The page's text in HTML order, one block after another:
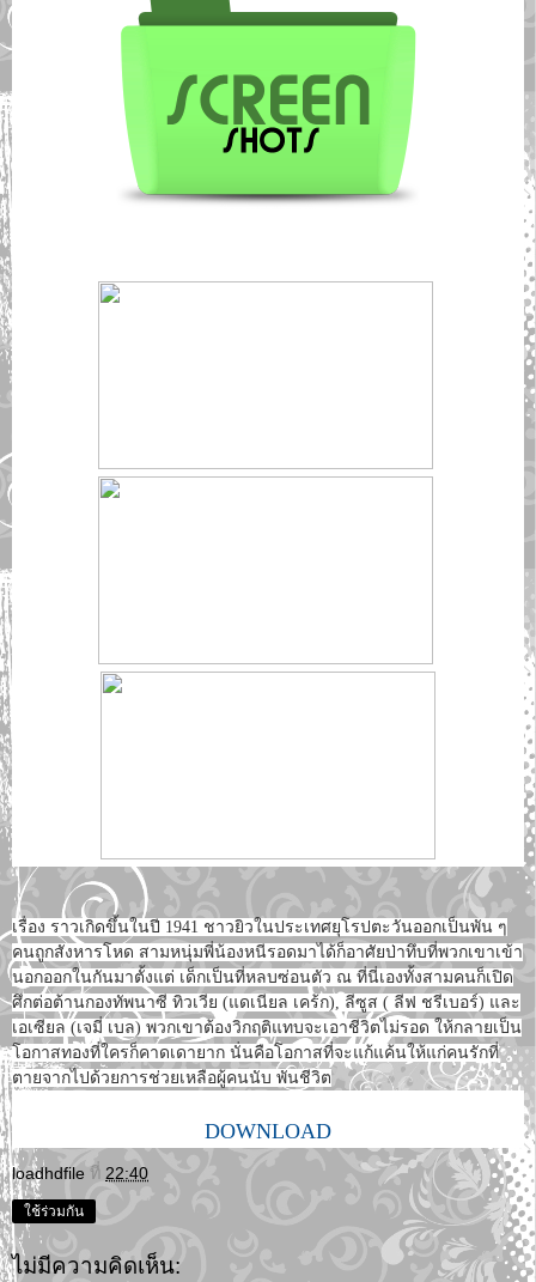
เรื่อง ราวเกิดขึ้นในปี 1941 ชาวยิวในประเทศยุโรปตะวันออกเป็นพัน ๆ
คนถูกสังหารโหด สามหนุ่มพี่น้องหนีรอดมาได้ก็อาศัยป่าทึบที่พวกเขาเข้า
นอกออกในกันมาตั้งแต่ เด็กเป็นที่หลบซ่อนตัว ณ ที่นี่เองทั้งสามคนก็เปิด
ศึกต่อต้านกองทัพนาซี ทิวเวีย (แดเนียล เคร้ก), ลีซูส ( ลีฟ ชรีเบอร์) และ
เอเซียล (เจมี่ เบล) พวกเขาต้องวิกฤติแทบจะเอาชีวิตไม่รอด ให้กลายเป็น
โอกาสทองที่ใครก็คาดเดายาก นั่นคือโอกาสที่จะแก้แค้นให้แก่คนรักที่
ตายจากไปด้วยการช่วยเหลือผู้คนนับ พันชีวิต
DOWNLOAD
loadhdfile ที่ 22:40
ใช้ร่วมกัน
ไม่มีความคิดเห็น: